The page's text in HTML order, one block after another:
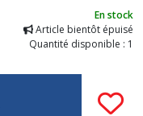
En stock
Article bientôt épuisé
Quantité disponible : 1